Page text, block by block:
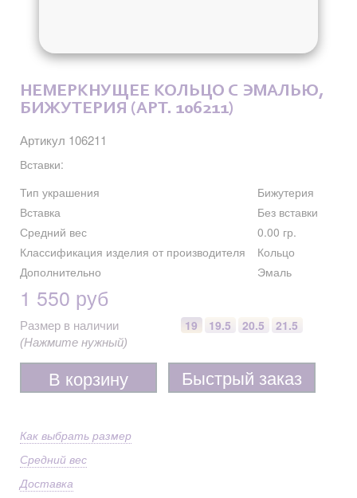
НЕМЕРКНУЩЕЕ КОЛЬЦО С ЭМАЛЬЮ,
БИЖУТЕРИЯ (АРТ. 106211)
Артикул 106211
Вставки:
Тип украшения
Бижутерия
Вставка
Без вставки
Средний вес
0.00 гр.
Классификация изделия от производителя
Кольцо
Дополнительно
Эмаль
1 550 руб
Размер в наличии
(Нажмите нужный)
19 19.5 20.5 21.5
В корзину Быстрый заказ
Как выбрать размер
Средний вес
Доставка